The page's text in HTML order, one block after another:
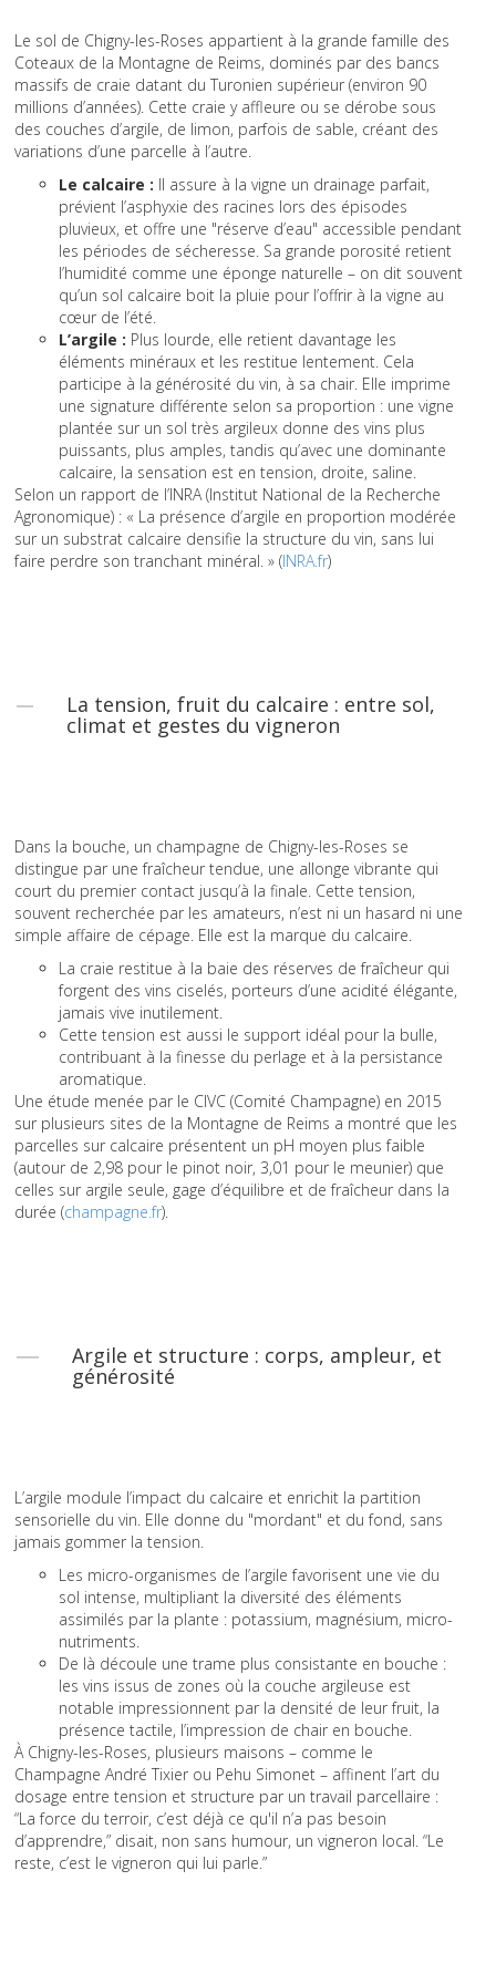
Le sol de Chigny-les-Roses appartient à la grande famille des
Coteaux de la Montagne de Reims, dominés par des bancs
massifs de craie datant du Turonien supérieur (environ 90
millions d’années). Cette craie y affleure ou se dérobe sous
des couches d’argile, de limon, parfois de sable, créant des
variations d’une parcelle à l’autre.
Le calcaire : Il assure à la vigne un drainage parfait,
prévient l’asphyxie des racines lors des épisodes
pluvieux, et offre une "réserve d’eau" accessible pendant
les périodes de sécheresse. Sa grande porosité retient
l’humidité comme une éponge naturelle – on dit souvent
qu’un sol calcaire boit la pluie pour l’offrir à la vigne au
cœur de l’été.
L’argile : Plus lourde, elle retient davantage les
éléments minéraux et les restitue lentement. Cela
participe à la générosité du vin, à sa chair. Elle imprime
une signature différente selon sa proportion : une vigne
plantée sur un sol très argileux donne des vins plus
puissants, plus amples, tandis qu’avec une dominante
calcaire, la sensation est en tension, droite, saline.
Selon un rapport de l’INRA (Institut National de la Recherche
Agronomique) : « La présence d’argile en proportion modérée
sur un substrat calcaire densifie la structure du vin, sans lui
faire perdre son tranchant minéral. » (INRA.fr)
La tension, fruit du calcaire : entre sol,
climat et gestes du vigneron
Dans la bouche, un champagne de Chigny-les-Roses se
distingue par une fraîcheur tendue, une allonge vibrante qui
court du premier contact jusqu’à la finale. Cette tension,
souvent recherchée par les amateurs, n’est ni un hasard ni une
simple affaire de cépage. Elle est la marque du calcaire.
La craie restitue à la baie des réserves de fraîcheur qui
forgent des vins ciselés, porteurs d’une acidité élégante,
jamais vive inutilement.
Cette tension est aussi le support idéal pour la bulle,
contribuant à la finesse du perlage et à la persistance
aromatique.
Une étude menée par le CIVC (Comité Champagne) en 2015
sur plusieurs sites de la Montagne de Reims a montré que les
parcelles sur calcaire présentent un pH moyen plus faible
(autour de 2,98 pour le pinot noir, 3,01 pour le meunier) que
celles sur argile seule, gage d’équilibre et de fraîcheur dans la
durée (champagne.fr).
Argile et structure : corps, ampleur, et
générosité
L’argile module l’impact du calcaire et enrichit la partition
sensorielle du vin. Elle donne du "mordant" et du fond, sans
jamais gommer la tension.
Les micro-organismes de l’argile favorisent une vie du
sol intense, multipliant la diversité des éléments
assimilés par la plante : potassium, magnésium, micro-
nutriments.
De là découle une trame plus consistante en bouche :
les vins issus de zones où la couche argileuse est
notable impressionnent par la densité de leur fruit, la
présence tactile, l’impression de chair en bouche.
À Chigny-les-Roses, plusieurs maisons – comme le
Champagne André Tixier ou Pehu Simonet – affinent l’art du
dosage entre tension et structure par un travail parcellaire :
“La force du terroir, c’est déjà ce qu'il n’a pas besoin
d’apprendre,” disait, non sans humour, un vigneron local. “Le
reste, c’est le vigneron qui lui parle.”